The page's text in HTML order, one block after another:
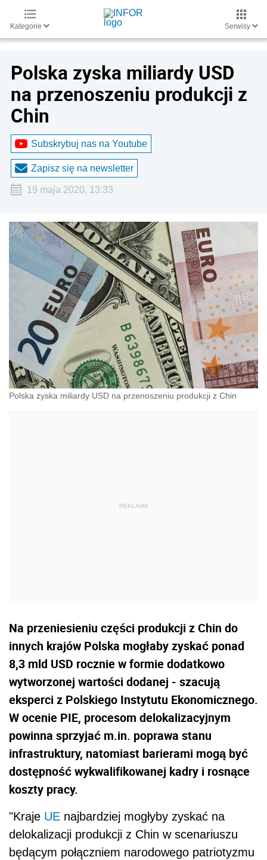
Kategorie Serwisy
Polska zyska miliardy USD
na przenoszeniu produkcji z
Chin
Subskrybuj nas na Youtube
Zapisz się na newsletter
19 maja 2020, 13:33
Polska zyska miliardy USD na przenoszeniu produkcji z Chin
Na przeniesieniu części produkcji z Chin do
innych krajów Polska mogłaby zyskać ponad
8,3 mld USD rocznie w formie dodatkowo
wytworzonej wartości dodanej - szacują
eksperci z Polskiego Instytutu Ekonomicznego.
W ocenie PIE, procesom delokalizacyjnym
powinna sprzyjać m.in. poprawa stanu
infrastruktury, natomiast barierami mogą być
dostępność wykwalifikowanej kadry i rosnące
koszty pracy.
"Kraje UE najbardziej mogłyby zyskać na
delokalizacji produkcji z Chin w scenariuszu
będącym połączniem narodowego patriotyzmu